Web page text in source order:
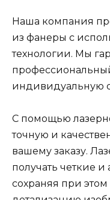
Наша компания
из фанеры с
технологии. Мы
индивидуальную
С помощью
точную и
вашему заказу.
получать четкие
сохраняя при